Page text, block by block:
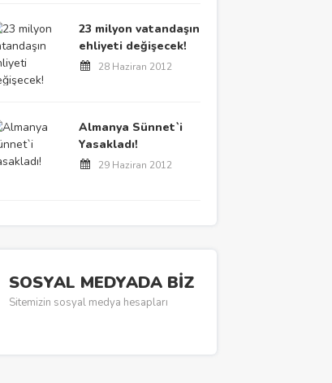
23 milyon vatandaşın
ehliyeti değişecek!
28 Haziran 2012
Almanya Sünnet`i
Yasakladı!
29 Haziran 2012
SOSYAL MEDYADA BİZ
Sitemizin sosyal medya hesapları